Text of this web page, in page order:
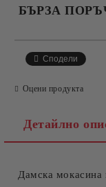
БЪРЗА
Съгласен
Сподели
Оцени продукта
Детайлно
Дамска мокасина